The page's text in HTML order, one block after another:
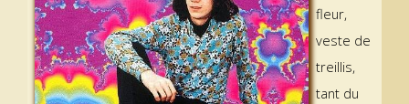
fleur,
veste de
treillis,
tant du